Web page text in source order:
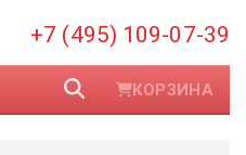
+7 (495) 109-07-39
КОРЗИНА